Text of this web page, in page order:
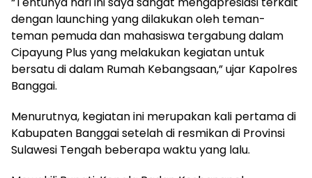
dengan launching yang dilakukan oleh teman-
teman pemuda dan mahasiswa tergabung dalam
Cipayung Plus yang melakukan kegiatan untuk
bersatu di dalam Rumah Kebangsaan,” ujar Kapolres
Banggai.
Menurutnya, kegiatan ini merupakan kali pertama di
Kabupaten Banggai setelah di resmikan di Provinsi
Sulawesi Tengah beberapa waktu yang lalu.